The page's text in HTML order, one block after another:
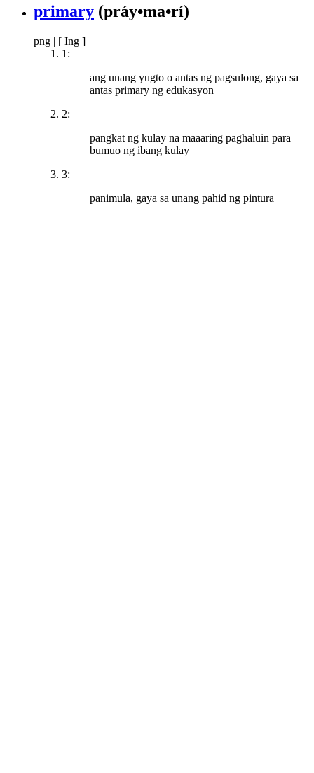
primary (práy•ma•rí)
png | [ Ing ]
1:
ang unang yugto o antas ng pagsulong, gaya sa
antas primary ng edukasyon
2:
pangkat ng kulay na maaaring paghaluin para
bumuo ng ibang kulay
3:
panimula, gaya sa unang pahid ng pintura